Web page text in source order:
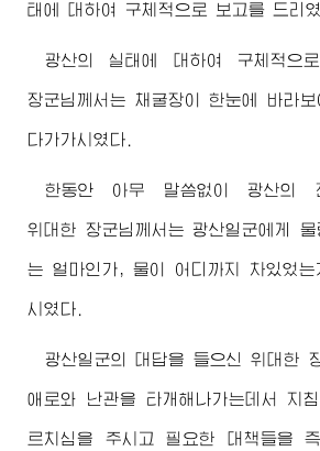
태에 대하여 구체적으로 보고를 드리였
광산의 실태에 대하여 구체적으
장군님께서 는 채굴장이 한눈에 바라보
다가가시였다.
한동안 아무 말씀없이 광산의
위대한 장군님께서 는 광산일군에게 물
는 얼마인가, 물이 어디까지 차있었
시였다.
광산일군의 대답을 들으신위대한
애로와 난관을 타개해나가는데서 지
르치심을 주시고 필요한 대책들을